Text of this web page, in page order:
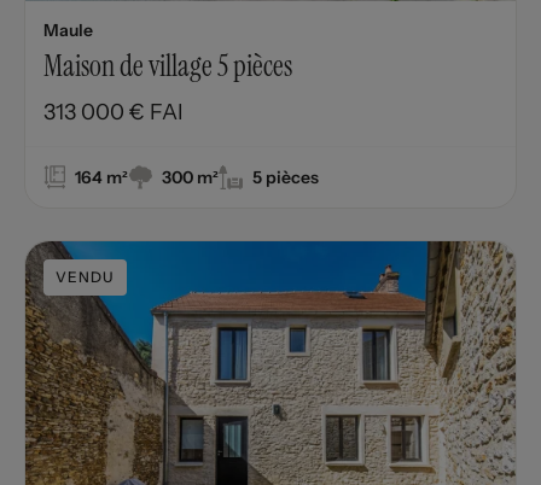
Maule
Maison de village 5 pièces
313 000 € FAI
164 m² 300 m² 5 pièces
VENDU